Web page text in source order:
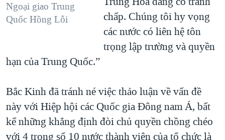
Ngoại giao Trung
Quốc Hồng Lỗi
chấp. Chúng tôi hy vọng
các nước có liên hệ tôn
trọng lập trường và quyền
hạn của Trung Quốc.”
Bắc Kinh đã tránh né việc thảo luận về vấn đề
này với Hiệp hội các Quốc gia Ðông nam Á, bất
kể những khẳng định đòi chủ quyền chồng chéo
với 4 trong số 10 nước thành viên của tổ chức là